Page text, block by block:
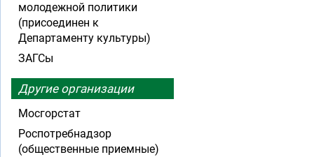
молодежной политики
(присоединен к
Департаменту культуры)
ЗАГСы
Другие организации
Мосгорстат
Роспотребнадзор
(общественные приемные)